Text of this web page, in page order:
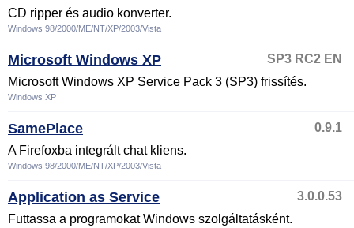
CD ripper és audio konverter.
Windows 98/2000/ME/NT/XP/2003/Vista
Microsoft Windows XP
SP3 RC2 EN
Microsoft Windows XP Service Pack 3 (SP3) frissítés.
Windows XP
SamePlace
0.9.1
A Firefoxba integrált chat kliens.
Windows 98/2000/ME/NT/XP/2003/Vista
Application as Service
3.0.0.53
Futtassa a programokat Windows szolgáltatásként.